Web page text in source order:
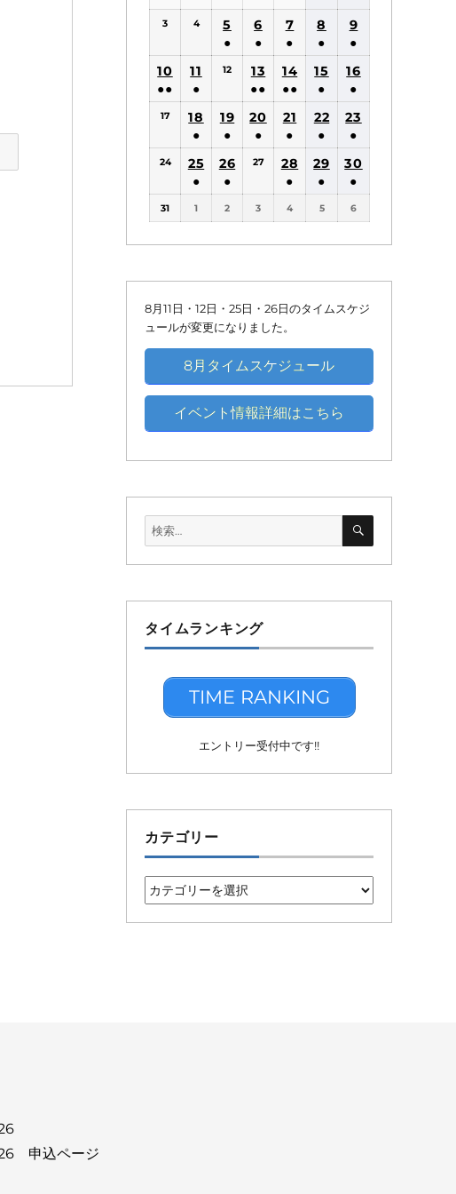
(1
件
の
イ
ベ
ン
ト)
(1
件
の
イ
ベ
ン
ト)
3 4
5
●
(1
の
イ
ベ
ン
ト)
6
●
(1
件
の
イ
ベ
ン
7
●
(1
件
の
イ
ベ
ン
ト)
8
●
(1
件
の
イ
ベ
ン
ト)
9
●
(1
件
の
イ
ベ
ン
ト)
10
●●
(2
の
イ
ン
11
●
(1
件
の
イ
ベ
ン
12
13
●●
(2
件
の
イ
ン
14
●●
(2
件
の
イ
ベ
ン
15
●
(1
件
の
イ
ベ
ン
16
●
(1
件
の
イ
ベ
ン
17
18
●
(1
件
イ
19
●
(1
件
イ
20
●
(1
イ
21
●
(1
件
イ
22
●
(1
件
イ
23
●
(1
件
イ
24
25
●
件
ベ
ン
ト)
26
●
件
ベ
ン
ト)
27
28
●
件
ベ
ン
29
●
件
ベ
ン
30
●
件
ベ
ン
31 1 2 3 4 5 6
8月11日・12日・25日・26日のタイムスケジ
ュールが変更になりました。
8月タイムスケジュール
イベント情報詳細はこちら
検
索:
検
タイムランキング
TIME RANKING
エントリー受付中です!!
カテゴリー
カ
テ
申込ページ